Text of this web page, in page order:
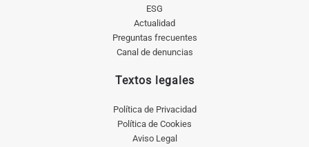
ESG
Actualidad
Preguntas frecuentes
Canal de denuncias
Textos legales
Política de Privacidad
Política de Cookies
Aviso Legal